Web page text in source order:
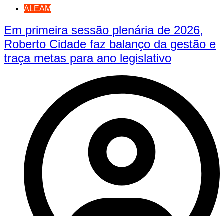
ALEAM
Em primeira sessão plenária de 2026,
Roberto Cidade faz balanço da gestão e
traça metas para ano legislativo